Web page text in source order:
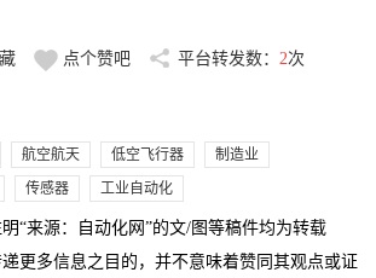
点个赞吧 平台转发数： 2次
航空航天 低空飞行器
制造业
传感器 工业自动化
“来源：自动化网”的文/图等稿件均为转载
更多信息之目的，并不意味着赞同其观点或证